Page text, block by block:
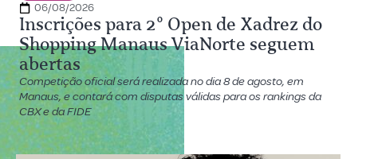
06/08/2026
Inscrições para 2º Open de Xadrez do
Shopping Manaus ViaNorte seguem
abertas
Competição oficial será realizada no dia 8 de agosto, em
Manaus, e contará com disputas válidas para os rankings da
CBX e da FIDE